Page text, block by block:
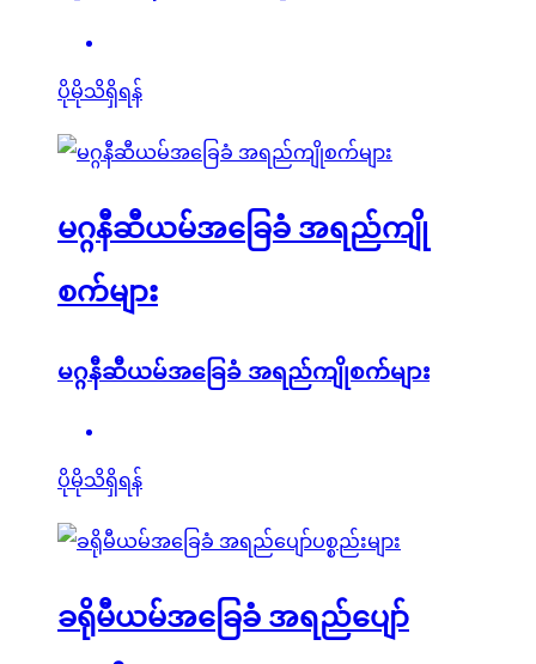
ပိုမိုသိရှိရန်
မဂ္ဂနီဆီယမ်အခြေခံ အရည်ကျို
စက်များ
မဂ္ဂနီဆီယမ်အခြေခံ အရည်ကျိုစက်များ
ပိုမိုသိရှိရန်
ခရိုမီယမ်အခြေခံ အရည်ပျော်